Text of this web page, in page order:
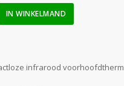
IN WINKELMAND
infrarood